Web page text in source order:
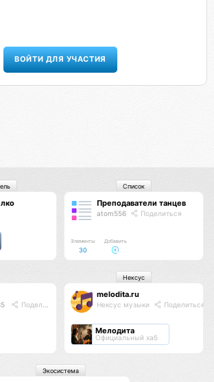
ВОЙТИ ДЛЯ УЧАСТИЯ
Преподаватели танцев
atom556 Поделиться
Элементы
30
Добавить
Список
Поделиться
melodita.ru
Нексус музыки Поделиться
Мелодита
Официальный хаб
Нексус
Экосистема